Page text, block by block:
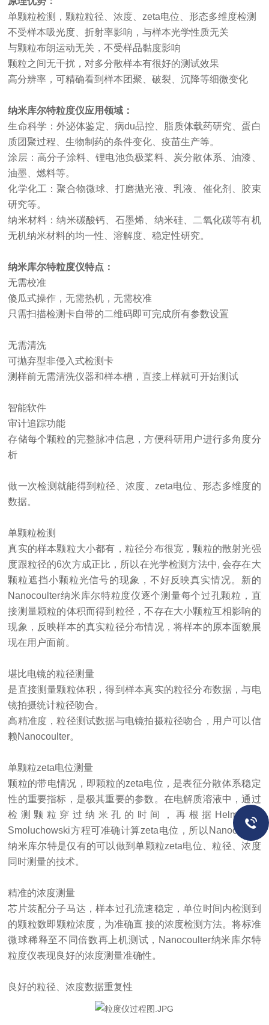
单颗粒检测，颗粒粒径、浓度、 zeta电位、形态多维度检测
不受样本吸光度、折射率影响，与样本光学性质无关
与颗粒布朗运动无关，不受样品黏度影响
颗粒之间无干扰，对多分散样本有很好的测试效果
高分辨率，可精确看到样本团聚、破裂、沉降等细微变化
纳米库尔特粒度仪应用领域 ：
生命科学：外泌体鉴定、病du品控、脂质体载药研究、蛋白
质团聚过程、生物制药的条件变化、疫苗生产等。
涂层：高分子涂料、锂电池负极桨料、炭分散体系、油漆、
油墨、燃料等。
化学化工：聚合物微球、打磨抛光液、乳液、催化剂、胶束
研究等。
纳米材料：纳米碳酸钙、石墨烯、纳米硅、二氧化碳等有机
无机纳米材料的均一性、溶解度、稳定性研究。
纳米库尔特粒度仪特点：
无需校准
傻瓜式操作，无需热机，无需校准
只需扫描检测卡自带的二维码即可完成所有参数设置
无需清洗
可抛弃型非侵入式检测卡
测样前无需清洗仪器和样本槽，直接上样就可开始测试
智能软件
审计追踪功能
存储每个颗粒的完整脉冲信息，方便科研用户进行多角度分
析
做一次检测就能得到粒径、浓度、 zeta电位、形态多维度的
数据。
单颗粒检测
真实的样本颗粒大小都有，粒径分布很宽，颗粒的散射光强
度跟粒径的6次方成正比，所以在光学检测方法中, 会存在大
颗粒遮挡小颗粒光信号的现象， 不好反映真实情况。新的
Nanocoulter纳米库尔特粒度仪逐个测量每个过孔颗粒，直
接测量颗粒的体积而得到粒径，不存在大小颗粒互相影响的
现象，反映样本的真实粒径分布情况，将样本的原本面貌展
现在用户面前。
堪比电镜的粒径测量
是直接测量颗粒体积，得到样本真实的粒径分布数据，与电
镜拍摄统计粒径吻合。
高精准度，粒径测试数据与电镜拍摄粒径吻合， 用户可以信
赖Nanocoulter。
单颗粒zeta电位测量
颗粒的带电情况，即颗粒的zeta电位，是表征分散体系稳定
性的重要指标，是极其重要的参数。在电解质溶液中，通过
检测颗粒穿过纳米孔的时间，再根据Helmholtz-
Smoluchowski方程可准确计算zeta电位， 所以 Nanocoulter
纳米库尔特是仅有的可以做到单颗粒zeta电位、粒径、浓度
同时测量的技术。
精准的浓度测量
芯片装配分子马达，样本过孔流速稳定，单位时间内检测到
的颗粒数即颗粒浓度，为准确直 接的浓度检测方法。将标准
微球稀释至不同倍数再上机测试， Nanocoulter纳米库尔特
粒度仪表现良好的浓度测量准确性。
良好的粒径、浓度数据重复性